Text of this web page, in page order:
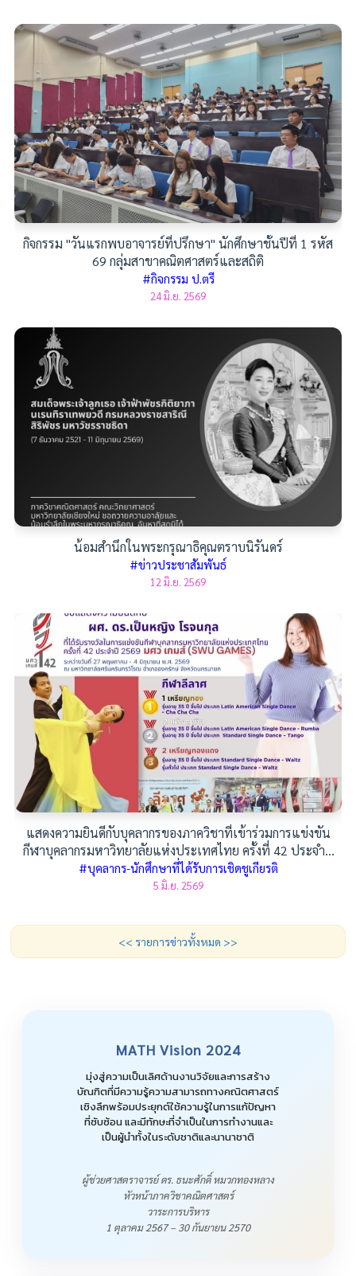
กิจกรรม "วันแรกพบอาจารย์ที่ปรึกษา" นักศึกษาชั้นปีที่ 1 รหัส
69 กลุ่มสาขาคณิตศาสตร์และสถิติ
#กิจกรรม ป.ตรี
24 มิ.ย. 2569
น้อมสำนึกในพระกรุณาธิคุณตราบนิรันดร์
#ข่าวประชาสัมพันธ์
12 มิ.ย. 2569
แสดงความยินดีกับบุคลากรของภาควิชาที่เข้าร่วมการแข่งขัน
กีฬาบุคลากรมหาวิทยาลัยแห่งประเทศไทย ครั้งที่ 42 ประจำปี
2569
#บุคลากร-นักศึกษาที่ได้รับการเชิดชูเกียรติ
5 มิ.ย. 2569
<< รายการข่าวทั้งหมด >>
MATH Vision 2024
มุ่งสู่ความเป็นเลิศด้านงานวิจัยและการสร้าง
บัณฑิตที่มีความรู้ความสามารถทางคณิตศาสตร์
เชิงลึกพร้อมประยุกต์ใช้ความรู้ในการแก้ปัญหา
ที่ซับซ้อน และมีทักษะที่จำเป็นในการทำงานและ
เป็นผู้นำทั้งในระดับชาติและนานาชาติ
ผู้ช่วยศาสตราจารย์ ดร. ธนะศักดิ์ หมวกทองหลาง
หัวหน้าภาควิชาคณิตศาสตร์
วาระการบริหาร
1 ตุลาคม 2567 – 30 กันยายน 2570